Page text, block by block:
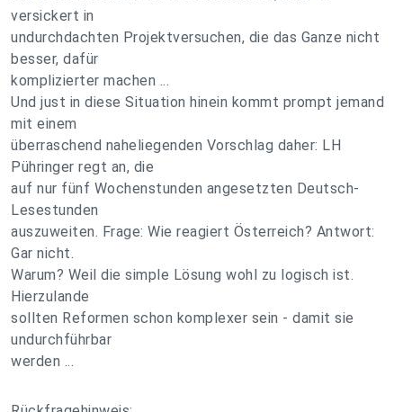
versickert in
undurchdachten Projektversuchen, die das Ganze nicht
besser, dafür
komplizierter machen ...
Und just in diese Situation hinein kommt prompt jemand
mit einem
überraschend naheliegenden Vorschlag daher: LH
Pühringer regt an, die
auf nur fünf Wochenstunden angesetzten Deutsch-
Lesestunden
auszuweiten. Frage: Wie reagiert Österreich? Antwort:
Gar nicht.
Warum? Weil die simple Lösung wohl zu logisch ist.
Hierzulande
sollten Reformen schon komplexer sein - damit sie
undurchführbar
werden ...